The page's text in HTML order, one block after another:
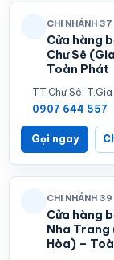
CHI NHÁNH 37
Cửa hàng
Chư Sê
Toàn Phát
TT.Chư Sê,
0907 644 557
Gọi ngay
CHI NHÁNH 39
Cửa hàng
Nha Trang
Hòa) –